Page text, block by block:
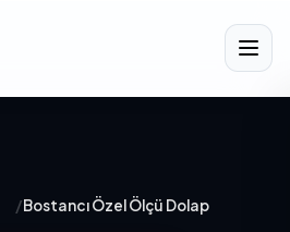
/Bostancı Özel Ölçü Dolap